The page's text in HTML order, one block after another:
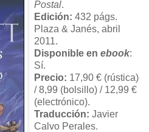
Postal.
Edición: 432 págs.
Plaza & Janés, abril
2011.
Disponible en ebook:
Sí.
Precio: 17,90 € (rústica)
/ 8,99 (bolsillo) / 12,99 €
(electrónico).
Traducción: Javier
Calvo Perales.